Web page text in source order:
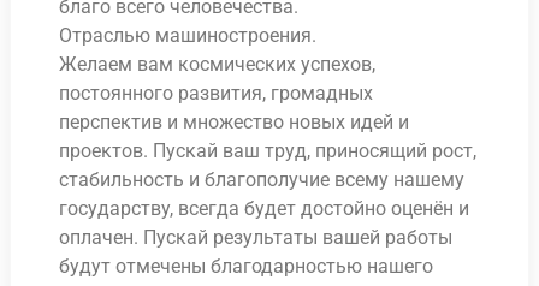
благо всего человечества.
Отраслью машиностроения.
Желаем вам космических успехов,
постоянного развития, громадных
перспектив и множество новых идей и
проектов. Пускай ваш труд, приносящий рост,
стабильность и благополучие всему нашему
государству, всегда будет достойно оценён и
оплачен. Пускай результаты вашей работы
будут отмечены благодарностью нашего